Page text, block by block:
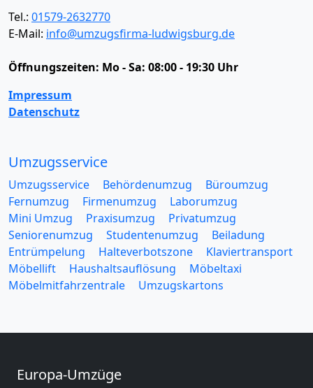
Tel.: 01579-2632770
E-Mail: info@umzugsfirma-ludwigsburg.de
Öffnungszeiten: Mo - Sa: 08:00 - 19:30 Uhr
Impressum
Datenschutz
Umzugsservice
Umzugsservice Behördenumzug
Büroumzug
Fernumzug
Firmenumzug
Laborumzug
Mini Umzug
Praxisumzug
Privatumzug
Seniorenumzug
Studentenumzug
Beiladung
Entrümpelung
Halteverbotszone
Klaviertransport
Möbellift
Haushaltsauflösung
Möbeltaxi
Möbelmitfahrzentrale
Umzugskartons
Europa-Umzüge